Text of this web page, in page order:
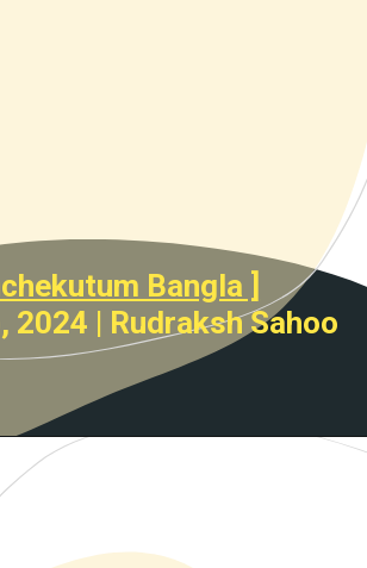
Bangla ]
2024 | Rudraksh Sahoo